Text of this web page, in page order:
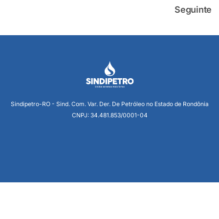
Seguinte
Sindipetro-RO - Sind. Com. Var. Der. De Petróleo no Estado de Rondônia
CNPJ: 34.481.853/0001-04